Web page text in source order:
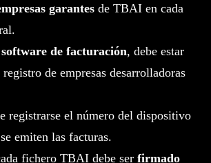
garantes de TBAI en cada
software de facturación, debe estar
de empresas desarrolladoras
registrarse el número del dispositivo
emiten las facturas.
fichero TBAI debe ser firmado